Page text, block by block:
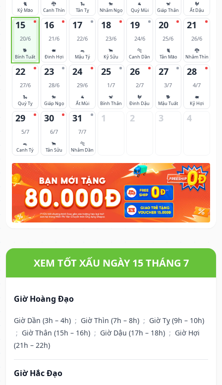
🐈
Kỷ Mão
🐉
Canh Thìn
🐍
Tân Tỵ
🐎
Nhâm Ngọ
🐐
Quý Mùi
🐒
Giáp Thân
🐓
Ất Dậu
15
20/6
🐕
Bính Tuất
16
21/6
🐖
Đinh Hợi
17
22/6
🐀
Mậu Tý
18
23/6
🐂
Kỷ Sửu
19
24/6
🐅
Canh Dần
20
25/6
🐈
Tân Mão
21
26/6
🐉
Nhâm Thìn
22
27/6
🐍
Quý Tỵ
23
28/6
🐎
Giáp Ngọ
24
29/6
🐐
Ất Mùi
25
1/7
🐒
Bính Thân
26
2/7
🐓
Đinh Dậu
27
3/7
🐕
Mậu Tuất
28
4/7
🐖
Kỷ Hợi
29
5/7
🐀
Canh Tý
30
6/7
🐂
Tân Sửu
31
7/7
🐅
Nhâm Dần
1 2 3 4
XEM TỐT XẤU NGÀY 15 THÁNG 7
Giờ Hoàng Đạo
Giờ Dần (3h – 4h) ; Giờ Thìn (7h – 8h) ; Giờ Tỵ (9h – 10h)
; Giờ Thân (15h – 16h) ; Giờ Dậu (17h – 18h) ; Giờ Hợi
(21h – 22h)
Giờ Hắc Đạo